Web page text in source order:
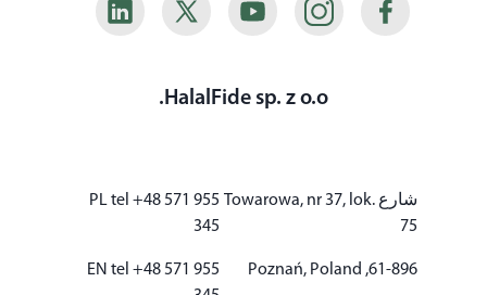
HalalFide sp. z o.o.
شارع Towarowa, nr 37, lok.
75
61-896, Poznań, Poland
PL tel +48 571 955
345
EN tel +48 571 955